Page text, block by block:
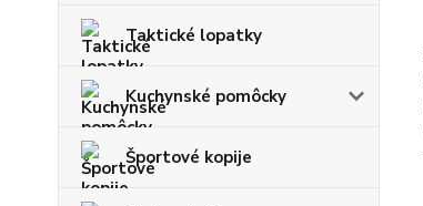
Taktické lopatky
Kuchynské pomôcky
Športové kopije